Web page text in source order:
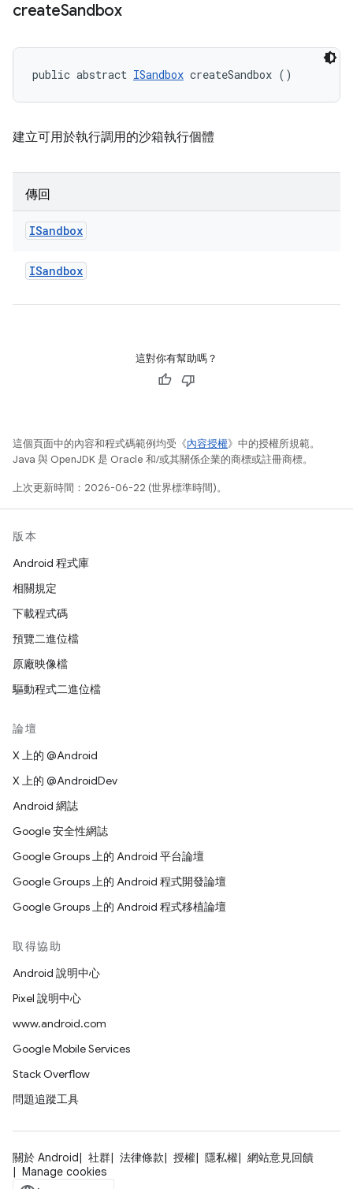
createSandbox
public abstract ISandbox createSandbox ()
建立可用於執行調用的沙箱執行個體
傳回
ISandbox
ISandbox
這對你有幫助嗎？
這個頁面中的內容和程式碼範例均受《內容授權》中的授權所規範。
Java 與 OpenJDK 是 Oracle 和/或其關係企業的商標或註冊商標。
上次更新時間：2026-06-22 (世界標準時間)。
版本
Android 程式庫
相關規定
下載程式碼
預覽二進位檔
原廠映像檔
驅動程式二進位檔
論壇
X 上的 @Android
X 上的 @AndroidDev
Android 網誌
Google 安全性網誌
Google Groups 上的 Android 平台論壇
Google Groups 上的 Android 程式開發論壇
Google Groups 上的 Android 程式移植論壇
取得協助
Android 說明中心
Pixel 說明中心
www.android.com
Google Mobile Services
Stack Overflow
問題追蹤工具
關於 Android 社群 法律條款 授權 隱私權
網站意見回饋
Manage cookies